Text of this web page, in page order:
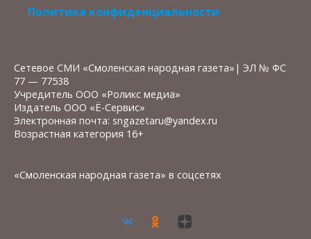
Политика конфиденциальности
Сетевое СМИ «Смоленская народная газета»| ЭЛ № ФС
77 — 77538
Учредитель ООО «Роликс медиа»
Издатель ООО «Ё-Сервис»
Электронная почта: sngazetaru@yandex.ru
Возрастная категория 16+
«Смоленская народная газета» в соцсетях